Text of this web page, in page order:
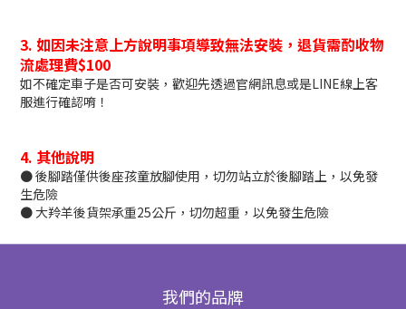
3. 如因未注意上方說明事項導致無法安裝，退貨需酌收物
流處理費$100
如不確定車子是否可安裝，歡迎先透過官網訊息或是LINE線上客
服進行確認唷！
4. 其他說明
● 後腳踏僅供後座孩童放腳使用，切勿站立於後腳踏上，以免發
生危險
● 大羚羊後貨架承重25公斤，切勿超重，以免發生危險
我們的品牌